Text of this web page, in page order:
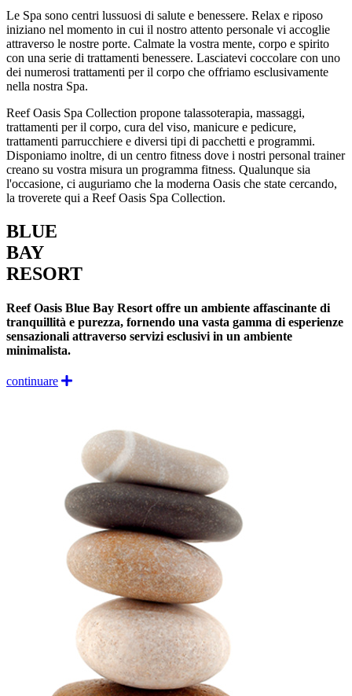
Le Spa sono centri lussuosi di salute e benessere. Relax e riposo
iniziano nel momento in cui il nostro attento personale vi accoglie
attraverso le nostre porte. Calmate la vostra mente, corpo e spirito
con una serie di trattamenti benessere. Lasciatevi coccolare con uno
dei numerosi trattamenti per il corpo che offriamo esclusivamente
nella nostra Spa.
Reef Oasis Spa Collection propone talassoterapia, massaggi,
trattamenti per il corpo, cura del viso, manicure e pedicure,
trattamenti parrucchiere e diversi tipi di pacchetti e programmi.
Disponiamo inoltre, di un centro fitness dove i nostri personal trainer
creano su vostra misura un programma fitness. Qualunque sia
l'occasione, ci auguriamo che la moderna Oasis che state cercando,
la troverete qui a Reef Oasis Spa Collection.
BLUE
BAY
RESORT
Reef Oasis Blue Bay Resort offre un ambiente affascinante di
tranquillità e purezza, fornendo una vasta gamma di esperienze
sensazionali attraverso servizi esclusivi in un ambiente
minimalista.
continuare